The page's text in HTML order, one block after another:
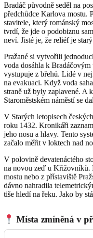
Bradáč původně seděl na
předchůdce Karlova mostu.
stavitele, který románský
tvrdí, že jde o podobiznu
neví. Jisté je, že reliéf je
Pražané si vytvořili
voda dosáhla k
vystupuje z břehů. Lidé v
na evakuaci. Když voda
straně už byly zaplavené. A
Staroměstském náměstí se
V Starých letopisech
roku 1432. Kronikáři
jeho nosu a hlavy. Tento
začalo měřit v loktech nad
V polovině devatenáctého
na novou zeď u Křižovníků.
mostu nebo z přístaviště
dávno nahradila
tiše hledí na řeku. Jako by
Místa zmíněná v